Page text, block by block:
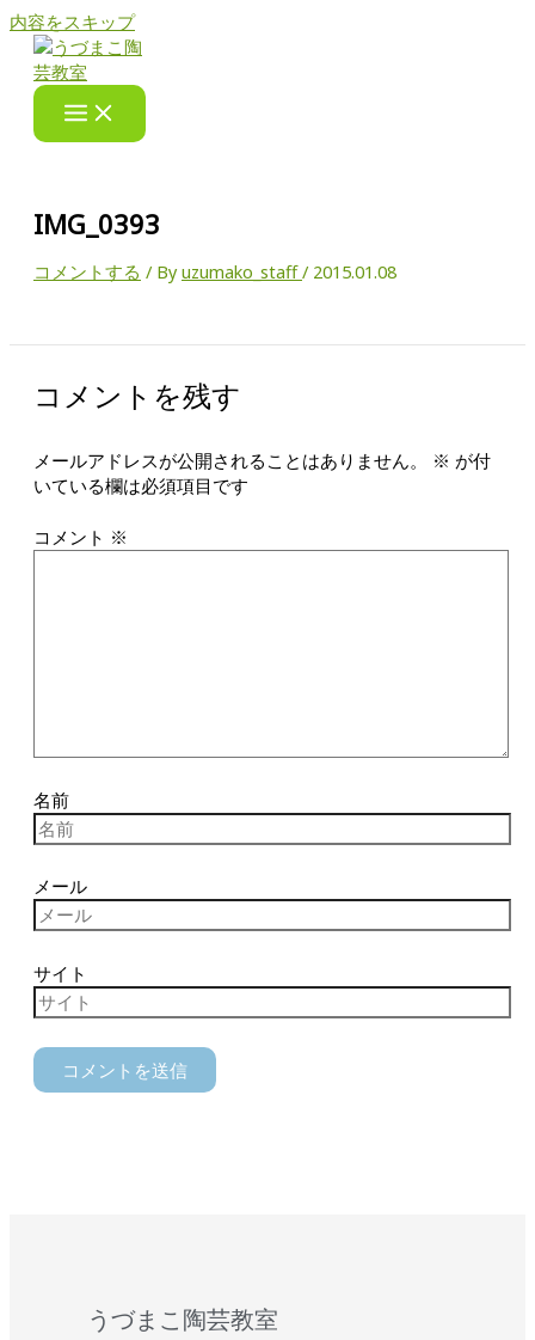
内容をスキップ
IMG_0393
コメントする / Byuzumako_staff/ 2015.01.08
コメントを残す
メールアドレスが公開されることはありません。 ※ が付
いている欄は必須項目です
コメント ※
名前
メール
サイト
うづまこ陶芸教室